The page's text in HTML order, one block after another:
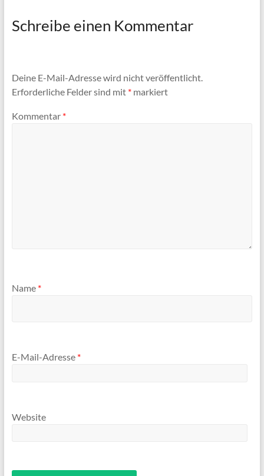
Schreibe einen Kommentar
Deine E-Mail-Adresse wird nicht veröffentlicht.
Erforderliche Felder sind mit *markiert
Kommentar *
Name *
E-Mail-Adresse *
Website